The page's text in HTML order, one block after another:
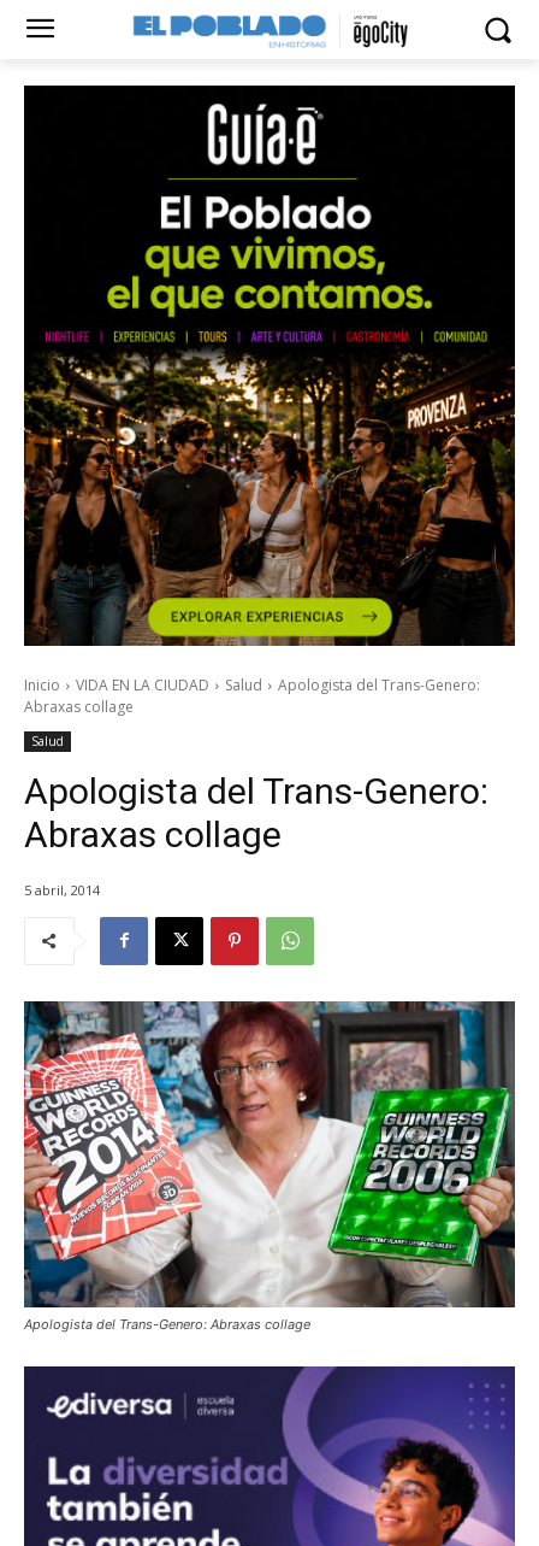
Inicio VIDA EN LA CIUDAD Salud
Apologista del Trans-Genero:
Abraxas collage
Salud
Apologista del Trans-Genero:
Abraxas collage
5 abril, 2014
Apologista del Trans-Genero: Abraxas collage